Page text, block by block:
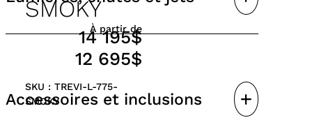
SMOKY
À partir de
14 195$
12 695$
SKU : TREVI-L-775-
SMOKY
Système d’assainissement à l’ozone
Contrôle à distance Wi-Fi in.touch 2®
Lumières DEL
Accessoires et inclusions